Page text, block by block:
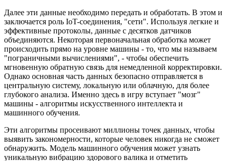
Далее эти данные необходимо передать и обработать. В этом и
заключается роль IoT-соединения, "сети". Используя легкие и
эффективные протоколы, данные с десятков датчиков
объединяются. Некоторая первоначальная обработка может
происходить прямо на уровне машины - то, что мы называем
"пограничными вычислениями", - чтобы обеспечить
мгновенную обратную связь для немедленной корректировки.
Однако основная часть данных безопасно отправляется в
центральную систему, локальную или облачную, для более
глубокого анализа. Именно здесь в игру вступает "мозг"
машины - алгоритмы искусственного интеллекта и
машинного обучения.
Эти алгоритмы просеивают миллионы точек данных, чтобы
выявить закономерности, которые человек никогда не сможет
обнаружить. Модель машинного обучения может узнать
уникальную вибрацию здорового валика и отметить